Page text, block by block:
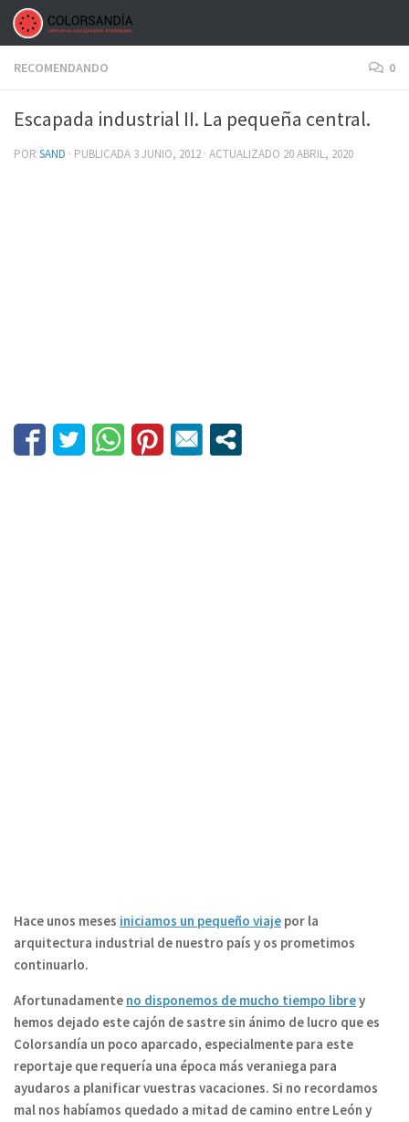
Saltar al contenido
RECOMENDANDO 0
Escapada industrial II. La pequeña central.
POR SAND · PUBLICADA 3 JUNIO, 2012 · ACTUALIZADO 20 ABRIL, 2020
Hace unos meses iniciamos un pequeño viaje por la
arquitectura industrial de nuestro país y os prometimos
continuarlo.
Afortunadamente no disponemos de mucho tiempo librey
hemos dejado este cajón de sastre sin ánimo de lucro que es
Colorsandía un poco aparcado, especialmente para este
reportaje que requería una época más veraniega para
ayudaros a planificar vuestras vacaciones. Si no recordamos
mal nos habíamos quedado a mitad de camino entre León y